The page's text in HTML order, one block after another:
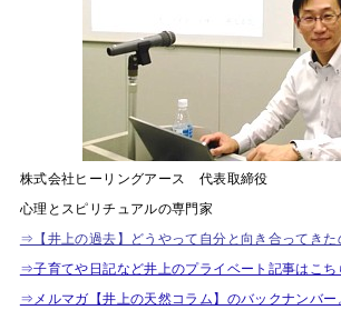
株式会社ヒーリングアース 代表取締役
心理とスピリチュアルの専門家
⇒【井上の過去】どうやって自分と向き合ってきた
⇒子育てや日記など井上のプライベート記事はこち
⇒メルマガ【井上の天然コラム】のバックナンバー。